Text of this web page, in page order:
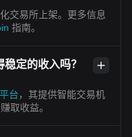
交易所上架。更多信息
指南。
定的收入吗？
台，其提供智能交易机
取收益。